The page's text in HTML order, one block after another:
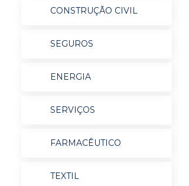
CONSTRUÇÃO CIVIL
SEGUROS
ENERGIA
SERVIÇOS
FARMACÊUTICO
TEXTIL